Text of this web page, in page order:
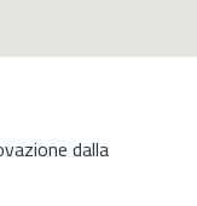
dalla